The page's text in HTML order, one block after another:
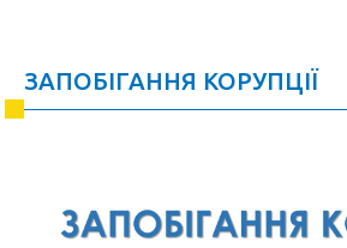
ЗАПОБІГАННЯ КОРУПЦІЇ